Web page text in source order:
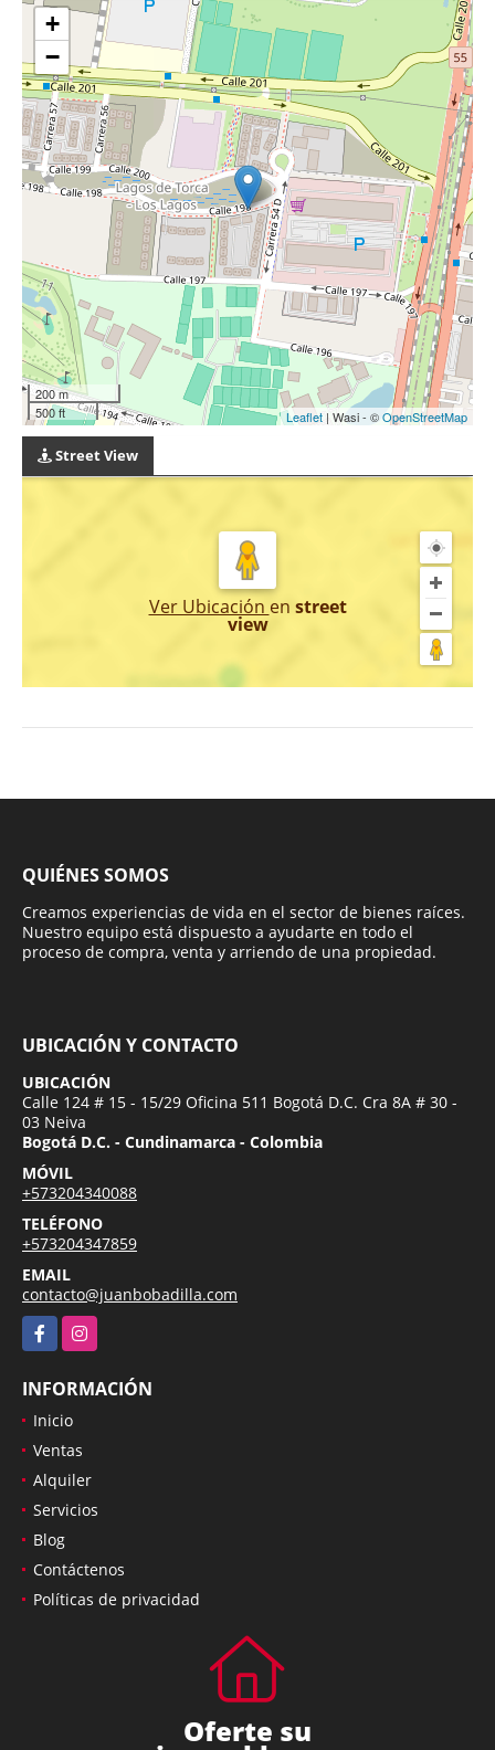
+
−
200 m
500 ft
Leaflet | Wasi - ©OpenStreetMap
Street View
Ver Ubicación en street
view
QUIÉNES SOMOS
Creamos experiencias de vida en el sector de bienes raíces.
Nuestro equipo está dispuesto a ayudarte en todo el
proceso de compra, venta y arriendo de una propiedad.
UBICACIÓN Y CONTACTO
UBICACIÓN
Calle 124 # 15 - 15/29 Oficina 511 Bogotá D.C. Cra 8A # 30 -
03 Neiva
Bogotá D.C. - Cundinamarca - Colombia
MÓVIL
+573204340088
TELÉFONO
+573204347859
EMAIL
contacto@juanbobadilla.com
FacebookInstagram
INFORMACIÓN
Inicio
Ventas
Alquiler
Servicios
Blog
Contáctenos
Políticas de privacidad
Oferte su